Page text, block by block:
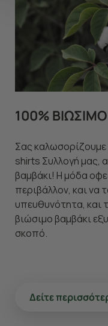
να ανακαλέσετε τη
"Ρυθμίσεις Cookies
μέλλον. Εάν
σχετικά με τα
τη σελίδα
Πολιτική
100%
Σας
shirts Συλλογή μας,
βαμβάκι! Η μόδα
περιβάλλον, και να
υπευθυνότητα, και
βιώσιμο βαμβάκι
σκοπό.
Δείτε